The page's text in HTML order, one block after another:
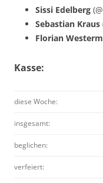
Sissi Edelberg (@
Sebastian Kraus
Florian
Kasse:
diese Woche:
insgesamt:
beglichen:
verfeiert: